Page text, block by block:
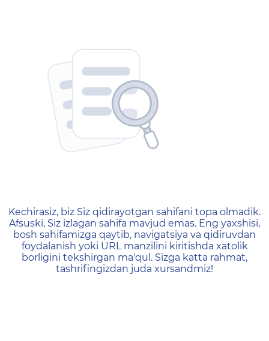
404 — Страница не
Kechirasiz, biz Siz qidirayotgan sahifani topa olmadik.
Afsuski, Siz izlagan sahifa mavjud emas. Eng yaxshisi,
bosh sahifamizga qaytib, navigatsiya va qidiruvdan
foydalanish yoki URL manzilini kiritishda xatolik
borligini tekshirgan ma'qul. Sizga katta rahmat,
tashrifingizdan juda xursandmiz!